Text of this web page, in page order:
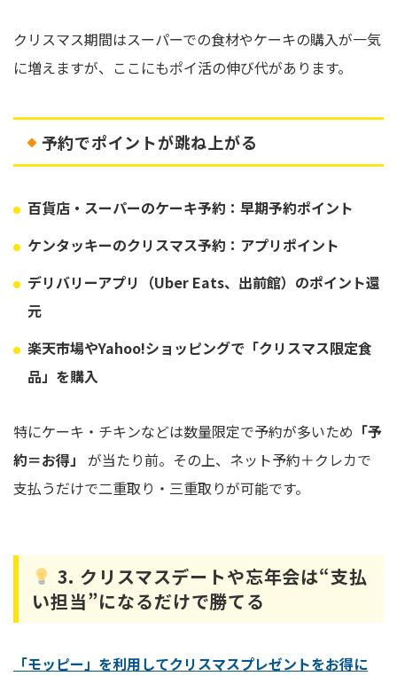
クリスマス期間はスーパーでの食材やケーキの購入が一気
に増えますが、ここにもポイ活の伸び代があります。
予約でポイントが跳ね上がる
百貨店・スーパーのケーキ予約：早期予約ポイント
ケンタッキーのクリスマス予約：アプリポイント
デリバリーアプリ（Uber Eats、出前館）のポイント還
元
楽天市場やYahoo!ショッピングで「クリスマス限定食
品」を購入
特にケーキ・チキンなどは数量限定で予約が多いため 「予
約＝お得」 が当たり前。その上、ネット予約＋クレカで
支払うだけで二重取り・三重取りが可能です。
3. クリスマスデートや忘年会は“支払
い担当”になるだけで勝てる
「モッピー」を利用してクリスマスプレゼントをお得に